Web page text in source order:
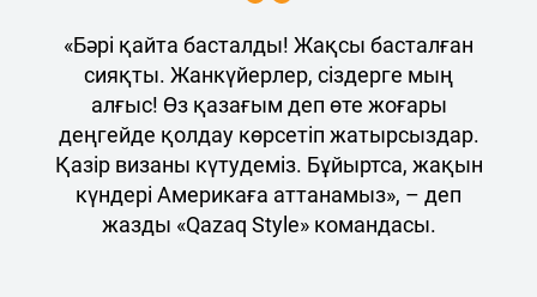
«Бәрі қайта басталды! Жақсы басталған
сияқты. Жанкүйерлер, сіздерге мың
алғыс! Өз қазағым деп өте жоғары
деңгейде қолдау көрсетіп жатырсыздар.
Қазір визаны күтудеміз. Бұйыртса, жақын
күндері Америкаға аттанамыз», – деп
жазды «Qazaq Style» командасы.